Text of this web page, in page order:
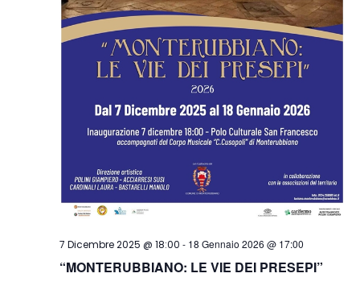
7 Dicembre 2025 @ 18:00 - 18 Gennaio 2026 @ 17:00
“MONTERUBBIANO: LE VIE DEI PRESEPI”